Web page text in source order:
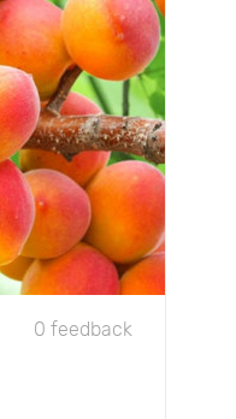
0 feedback